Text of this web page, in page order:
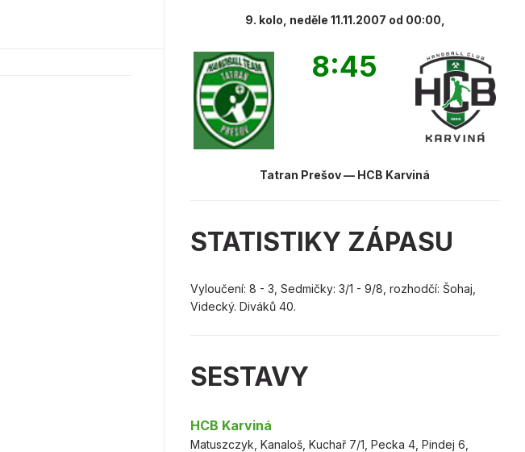
9. kolo, neděle 11.11.2007 od 00:00,
8:45
Tatran Prešov — HCB Karviná
STATISTIKY ZÁPASU
Vyloučení: 8 - 3, Sedmičky: 3/1 - 9/8, rozhodčí: Šohaj,
Videcký. Diváků 40.
SESTAVY
HCB Karviná
Matuszczyk, Kanaloš, Kuchař 7/1, Pecka 4, Pindej 6,